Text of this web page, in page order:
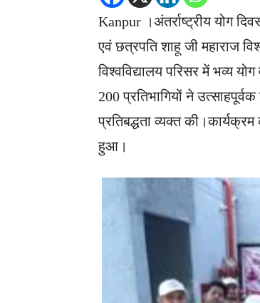
Kanpur ।अंतर्राष्ट्रीय योग
एवं छत्रपति शाहू जी महाराज
विश्वविद्यालय परिसर में भव्य
200 प्रतिभागियों ने
प्रतिबद्धता व्यक्त
हुआ।